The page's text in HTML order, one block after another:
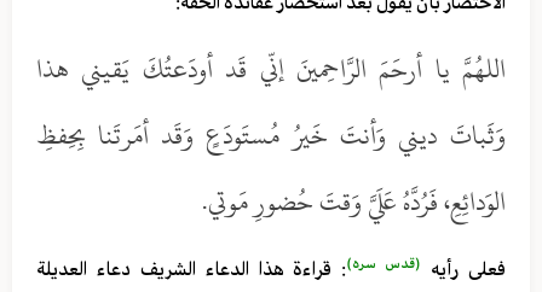
اللهُمَّ يا أرحَمَ الرَّاحِمينَ إنّي قَد أودَعتُكَ يَقيني هذا
وَثَباتَ ديني وَأنتَ خَيرُ مُستَودَعٍ وَقَد أمَرتَنا بِحِفظِ
الوَدائِعِ، فَرُدَّهُ عَلَيَّ وَقتَ حُضورِ مَوتي.
فعلى رأيه (قدس سره): قراءة هذا الدعاء الشريف دعاء العديلة